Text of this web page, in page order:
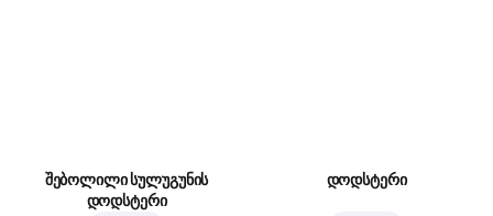
შებოლილი სულუგუნის
დოდსტერი
დოდსტერი